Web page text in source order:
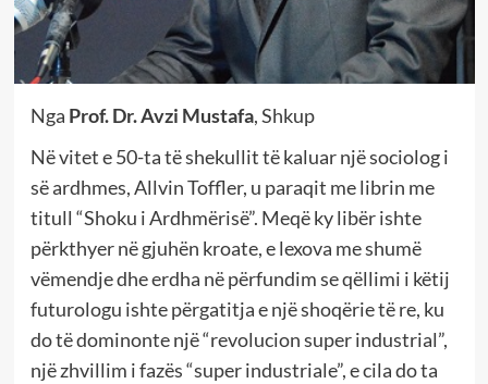
Nga Prof. Dr. Avzi Mustafa, Shkup
Në vitet e 50-ta të shekullit të kaluar një sociolog i
së ardhmes, Allvin Toffler, u paraqit me librin me
titull “Shoku i Ardhmërisë”. Meqë ky libër ishte
përkthyer në gjuhën kroate, e lexova me shumë
vëmendje dhe erdha në përfundim se qëllimi i këtij
futurologu ishte përgatitja e një shoqërie të re, ku
do të dominonte një “revolucion super industrial”,
një zhvillim i fazës “super industriale”, e cila do ta